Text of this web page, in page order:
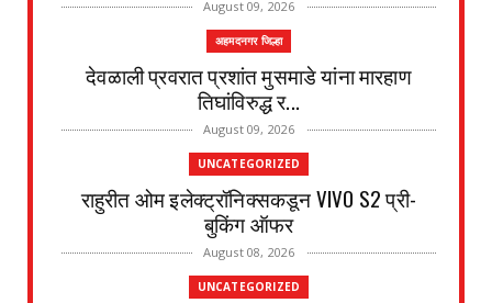
August 09, 2026
अहमदनगर जिल्हा
देवळाली प्रवरात प्रशांत मुसमाडे यांना मारहाण
तिघांविरुद्ध र...
August 09, 2026
UNCATEGORIZED
राहुरीत ओम इलेक्ट्रॉनिक्सकडून VIVO S2 प्री-
बुकिंग ऑफर
August 08, 2026
UNCATEGORIZED